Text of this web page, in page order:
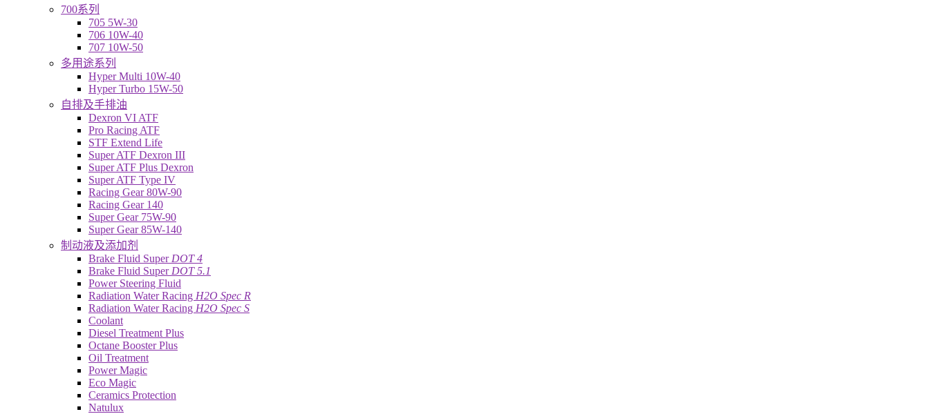
700系列
705 5W-30
706 10W-40
707 10W-50
多用途系列
Hyper Multi 10W-40
Hyper Turbo 15W-50
自排及手排油
Dexron VI ATF
Pro Racing ATF
STF Extend Life
Super ATF Dexron III
Super ATF Plus Dexron
Super ATF Type IV
Racing Gear 80W-90
Racing Gear 140
Super Gear 75W-90
Super Gear 85W-140
制动液及添加剂
Brake Fluid Super DOT 4
Brake Fluid Super DOT 5.1
Power Steering Fluid
Radiation Water Racing H2O Spec R
Radiation Water Racing H2O Spec S
Coolant
Diesel Treatment Plus
Octane Booster Plus
Oil Treatment
Power Magic
Eco Magic
Ceramics Protection
Natulux